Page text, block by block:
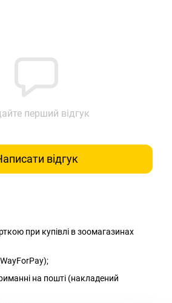
перший відгук
відгук
при купівлі в зоомагазинах
на пошті (накладений